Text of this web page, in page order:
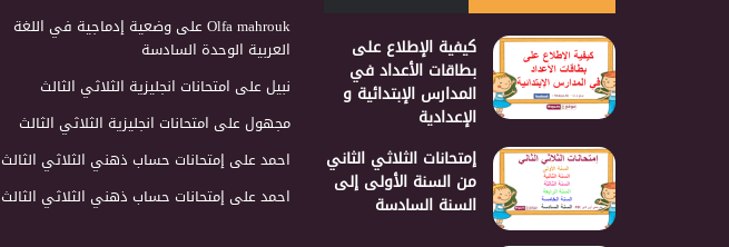
كيفية الإطلاع على
بطاقات الأعداد في
المدارس الإبتدائية و
الإعدادية
إمتحانات الثلاثي الثاني
من السنة الأولى إلى
السنة السادسة
Olfa mahroukعلىوضعية إدماجية في اللغة
العربية الوحدة السادسة
نبيلعلى امتحانات انجليزية الثلاثي الثالث
مجهولعلى امتحانات انجليزية الثلاثي الثالث
احمدعلى إمتحانات حساب ذهني الثلاثي الثالث
احمدعلى إمتحانات حساب ذهني الثلاثي الثالث